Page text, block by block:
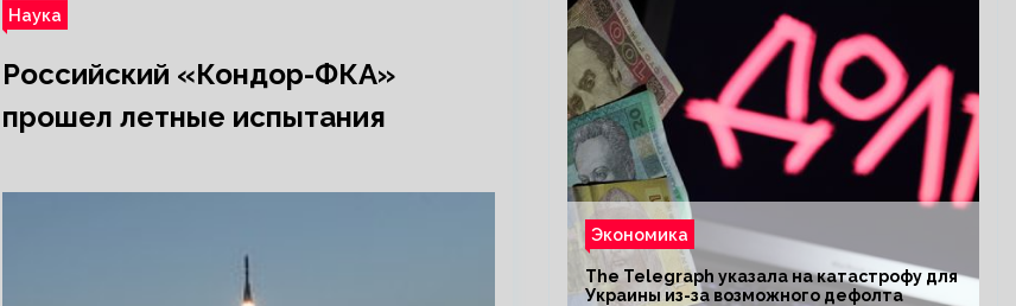
Наука
Российский «Кондор-ФКА»
прошел летные испытания
Экономика
The Telegraph указала на катастрофу для
Украины из-за возможного дефолта